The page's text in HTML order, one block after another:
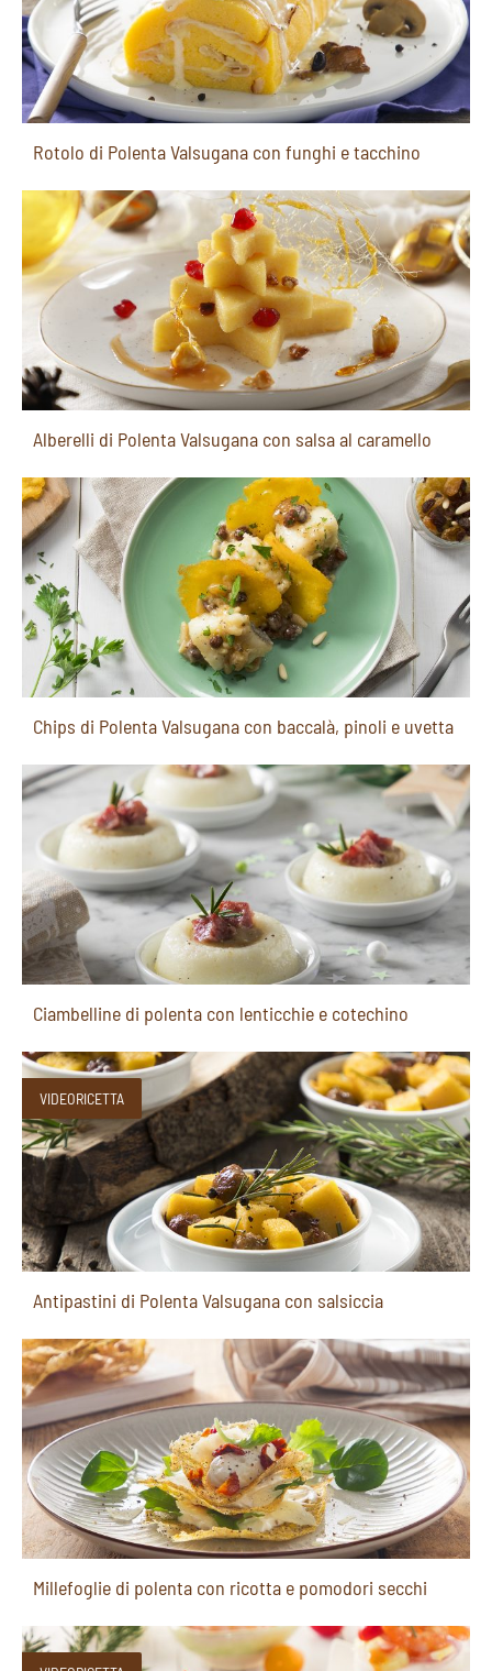
Rotolo di Polenta Valsugana con funghi e tacchino
Alberelli di Polenta Valsugana con salsa al caramello
Chips di Polenta Valsugana con baccalà, pinoli e uvetta
Ciambelline di polenta con lenticchie e cotechino
VIDEORICETTA
Antipastini di Polenta Valsugana con salsiccia
Millefoglie di polenta con ricotta e pomodori secchi